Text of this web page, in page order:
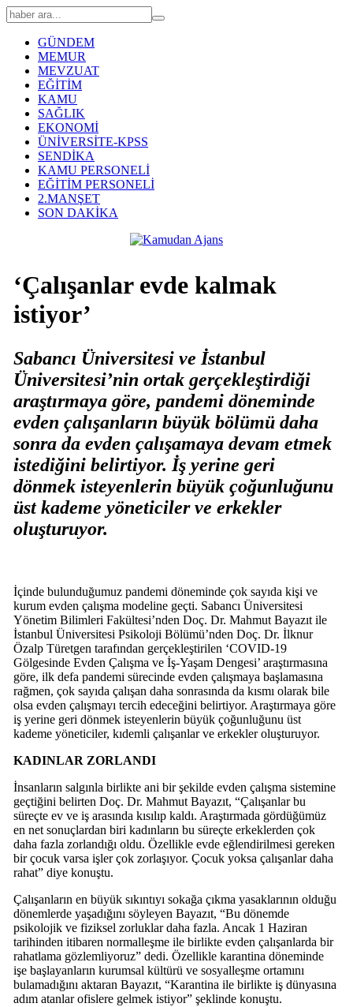
GÜNDEM
MEMUR
MEVZUAT
EĞİTİM
KAMU
SAĞLIK
EKONOMİ
ÜNİVERSİTE-KPSS
SENDİKA
KAMU PERSONELİ
EĞİTİM PERSONELİ
2.MANŞET
SON DAKİKA
‘Çalışanlar evde kalmak
istiyor’
Sabancı Üniversitesi ve İstanbul
Üniversitesi’nin ortak gerçekleştirdiği
araştırmaya göre, pandemi döneminde
evden çalışanların büyük bölümü daha
sonra da evden çalışamaya devam etmek
istediğini belirtiyor. İş yerine geri
dönmek isteyenlerin büyük çoğunluğunu
üst kademe yöneticiler ve erkekler
oluşturuyor.
İçinde bulunduğumuz pandemi döneminde çok sayıda kişi ve
kurum evden çalışma modeline geçti. Sabancı Üniversitesi
Yönetim Bilimleri Fakültesi’nden Doç. Dr. Mahmut Bayazıt ile
İstanbul Üniversitesi Psikoloji Bölümü’nden Doç. Dr. İlknur
Özalp Türetgen tarafından gerçekleştirilen ‘COVID-19
Gölgesinde Evden Çalışma ve İş-Yaşam Dengesi’ araştırmasına
göre, ilk defa pandemi sürecinde evden çalışmaya başlamasına
rağmen, çok sayıda çalışan daha sonrasında da kısmı olarak bile
olsa evden çalışmayı tercih edeceğini belirtiyor. Araştırmaya göre
iş yerine geri dönmek isteyenlerin büyük çoğunluğunu üst
kademe yöneticiler, kıdemli çalışanlar ve erkekler oluşturuyor.
KADINLAR ZORLANDI
İnsanların salgınla birlikte ani bir şekilde evden çalışma sistemine
geçtiğini belirten Doç. Dr. Mahmut Bayazıt, “Çalışanlar bu
süreçte ev ve iş arasında kısılıp kaldı. Araştırmada gördüğümüz
en net sonuçlardan biri kadınların bu süreçte erkeklerden çok
daha fazla zorlandığı oldu. Özellikle evde eğlendirilmesi gereken
bir çocuk varsa işler çok zorlaşıyor. Çocuk yoksa çalışanlar daha
rahat” diye konuştu.
Çalışanların en büyük sıkıntıyı sokağa çıkma yasaklarının olduğu
dönemlerde yaşadığını söyleyen Bayazıt, “Bu dönemde
psikolojik ve fiziksel zorluklar daha fazla. Ancak 1 Haziran
tarihinden itibaren normalleşme ile birlikte evden çalışanlarda bir
rahatlama gözlemliyoruz” dedi. Özellikle karantina döneminde
işe başlayanların kurumsal kültürü ve sosyalleşme ortamını
bulamadığını aktaran Bayazıt, “Karantina ile birlikte iş dünyasına
adım atanlar ofislere gelmek istiyor” şeklinde konuştu.